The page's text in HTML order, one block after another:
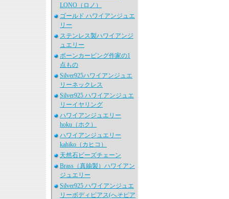
LONO（ロノ）
ゴールド ハワイアンジュエ
リー
ステンレス製ハワイアンジ
ュエリー
ボーンカービング作家の1
点もの
Silver925ハワイアンジュエ
リーネックレス
Silver925 ハワイアンジュエ
リーイヤリング
ハワイアンジュエリー
hoku（ホク）
ハワイアンジュエリー
kahiko（カヒコ）
天然石ビーズチェーン
Brass（真鍮製）ハワイアン
ジュエリー
Silver925 ハワイアンジュエ
リーボディピアス(へそピア